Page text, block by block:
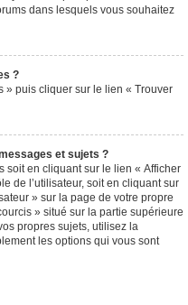
dans lesquels vous souhaitez
?
» puis cliquer sur le lien « Trouver
et sujets ?
soit en cliquant sur le lien « Afficher
de l’utilisateur, soit en cliquant sur
» sur la page de votre propre
» situé sur la partie supérieure
propres sujets, utilisez la
les options qui vous sont